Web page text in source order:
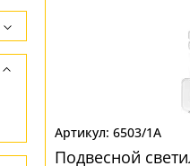
6503/1A
Подвесной